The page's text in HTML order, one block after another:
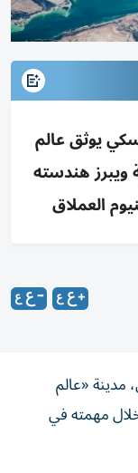
يوثق عالم
ويبرز هندسته
العملاق
مدينة «عالم
من ارتفاع 400 كلم، خلال مهمته في